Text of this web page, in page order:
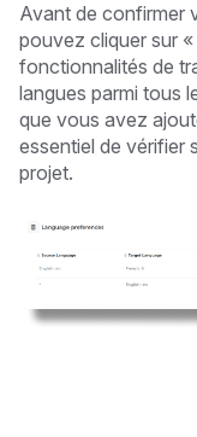
Avant de confirmer
pouvez cliquer sur
fonctionnalités de
langues parmi tous
que vous avez
essentiel de vérifier
projet.